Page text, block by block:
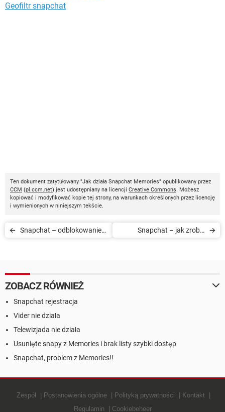
Geofiltr snapchat
Ten dokument zatytułowany "Jak działa Snapchat Memories" opublikowany przez
CCM (pl.ccm.net) jest udostępniany na licencji Creative Commons. Możesz
kopiować i modyfikować kopie tej strony, na warunkach określonych przez licencję
i wymienionych w niniejszym tekście.
Snapchat – odblokowanie
Snapchat – jak zrobić
ZOBACZ RÓWNIEŻ
Snapchat rejestracja
Vider nie działa
Telewizjada nie działa
Usunięte snapy z Memories i brak listy szybki dostęp
Snapchat, problem z Memories!!
Zespół Postanowienia ogólne Polityką prywatności
Kontakt
Regulamin
Cookiebeheer